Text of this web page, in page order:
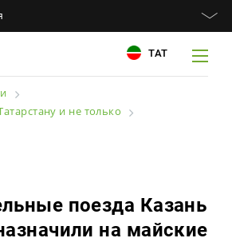
ТАТ
и не только
поезда Казань
на майские